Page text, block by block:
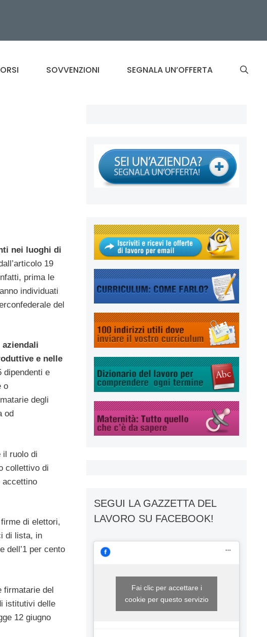
SOVVENZIONI SEGNALA UN’OFFERTA
nei luoghi di
19
prima le
individuati
del
aziendali
e nelle
dipendenti e
o
degli
od
il ruolo di
collettivo di
accettino
di elettori,
di lista, in
dell’1 per cento
firmatarie del
istitutivi delle
12 giugno
SEGUI LA GAZZETTA DEL
LAVORO SU FACEBOOK!
Fai clic per accettare i
cookie per questo servizio